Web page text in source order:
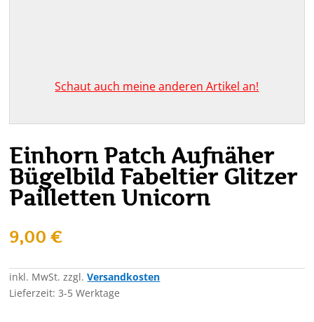
Schaut auch meine anderen Artikel an!
Einhorn Patch Aufnäher
Bügelbild Fabeltier Glitzer
Pailletten Unicorn
9,00€
inkl. MwSt. zzgl.Versandkosten
Lieferzeit:3-5 Werktage